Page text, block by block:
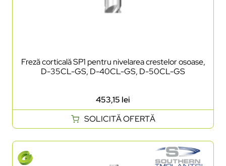
Freză corticală SP1 pentru nivelarea crestelor osoase,
D-35CL-GS, D-40CL-GS, D-50CL-GS
453,15 lei
SOLICITĂ OFERTĂ